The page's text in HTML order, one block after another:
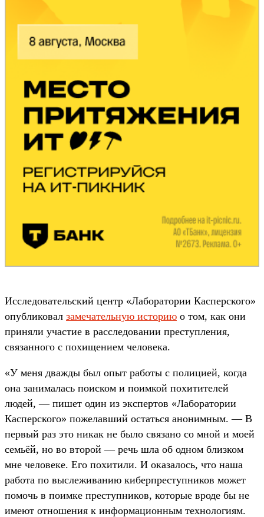
Исследовательский центр «Лаборатории Касперского»
опубликовал замечательную историю о том, как они
приняли участие в расследовании преступления,
связанного с похищением человека.
«У меня дважды был опыт работы с полицией, когда
она занималась поиском и поимкой похитителей
людей, — пишет один из экспертов «Лаборатории
Касперского» пожелавший остаться анонимным. — В
первый раз это никак не было связано со мной и моей
семьёй, но во второй — речь шла об одном близком
мне человеке. Его похитили. И оказалось, что наша
работа по выслеживанию киберпреступников может
помочь в поимке преступников, которые вроде бы не
имеют отношения к информационным технологиям.